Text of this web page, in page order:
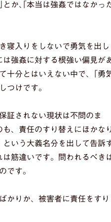
か､｢本当は強姦ではなかっ
寝入りをしないで勇気を出し
強姦に対する根強い偏見が
十分とはいえない中で、｢勇
つけです。
証されない現状は不問のま
、責任のすり替えにほかな
いう大義名分を出して告訴
筋違いです。問われるべき
です。
かりか、被害者に責任をすり